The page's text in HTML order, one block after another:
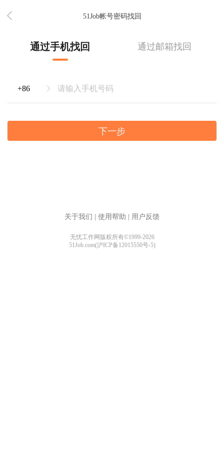
51Job帐号密码找回
通过手机找回 通过邮箱找回
下一步
关于我们 使用帮助 用户反馈
无忧工作网版权所有©1999-2026
51Job.com(沪ICP备12015550号-5)